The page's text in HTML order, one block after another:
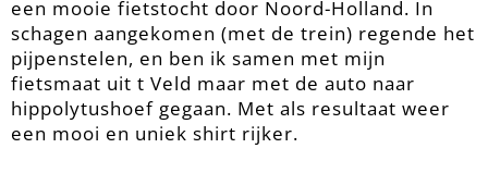
een mooie fietstocht door Noord-Holland. In
schagen aangekomen (met de trein) regende het
pijpenstelen, en ben ik samen met mijn
fietsmaat uit t Veld maar met de auto naar
hippolytushoef gegaan. Met als resultaat weer
een mooi en uniek shirt rijker.